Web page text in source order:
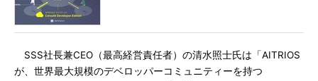
SSS社長兼CEO（最高経営責任者）の清水照士氏は「AITRIOS
が、世界最大規模のデベロッパーコミュニティーを持つ